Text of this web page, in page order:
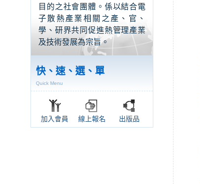
目的之社會團體。係以結合電
子散熱產業相關之產、官、
學、研界共同促進熱管理產業
及技術發展為宗旨。
快、速、選、單
Quick Menu
加入會員 線上報名 出版品